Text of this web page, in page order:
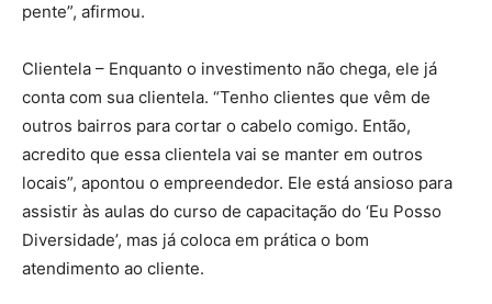
pente”, afirmou.
Clientela – Enquanto o investimento não chega, ele já
conta com sua clientela. “Tenho clientes que vêm de
outros bairros para cortar o cabelo comigo. Então,
acredito que essa clientela vai se manter em outros
locais”, apontou o empreendedor. Ele está ansioso para
assistir às aulas do curso de capacitação do ‘Eu Posso
Diversidade’, mas já coloca em prática o bom
atendimento ao cliente.